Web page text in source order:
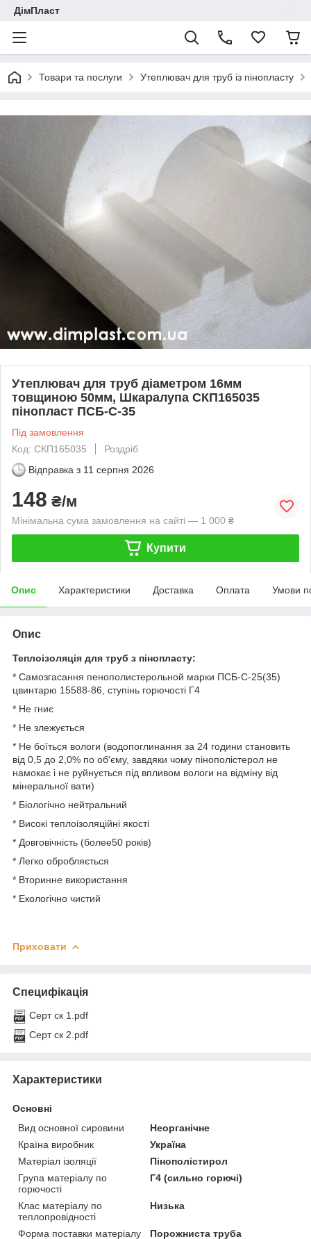
ДімПласт
Товари та послуги Утеплювач для труб із пінопласту
Утеплювач для труб діаметром 16мм
товщиною 50мм, Шкаралупа СКП165035
пінопласт ПСБ-С-35
Під замовлення
Код: СКП165035
Роздріб
Відправка з 11 серпня 2026
148 ₴/м
Мінімальна сума замовлення на сайті — 1 000 ₴
Купити
Опис Характеристики Доставка Оплата Умови
Опис
Теплоізоляція для труб з пінопласту:
* Самозгасання пенополистерольной марки ПСБ-С-25(35)
цвинтарю 15588-86, ступінь горючості Г4
* Не гниє
* Не злежується
* Не боїться вологи (водопоглинання за 24 години становить
від 0,5 до 2,0% по об'єму, завдяки чому пінополістерол не
намокає і не руйнується під впливом вологи на відміну від
мінеральної вати)
* Біологічно нейтральний
* Високі теплоізоляційні якості
* Довговічність (более50 років)
* Легко обробляється
* Вторинне використання
* Екологічно чистий
Приховати
Специфікація
Серт ск 1.pdf
Серт ск 2.pdf
Характеристики
Основні
Вид основної сировини
Неорганічне
Країна виробник
Україна
Матеріал ізоляції
Пінополістирол
Група матеріалу по
горючості
Г4 (сильно горючі)
Клас матеріалу по
теплопровідності
Низька
Форма поставки матеріалу
Порожниста труба